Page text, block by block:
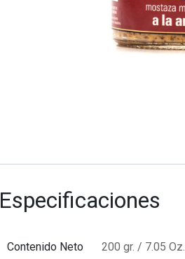
Especificaciones
Contenido Neto 200 gr. / 7.05 Oz.